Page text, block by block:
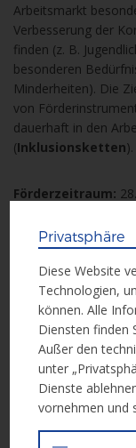
Arbeitsmarkt
Verbesserung der
finden (z. B.
besonderen
Minderheiten). Die
von
dauerhaft in den
(Inklusionsketten).
Förderzeitraum:
Weitere
Weitere
Call Dokument
Privatsphäre
Diese Website
Technologien,
können. Alle
Diensten finden
Außer den
unter
Dienste
vornehmen und